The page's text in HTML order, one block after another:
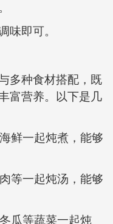
味即可。
多种食材搭配，既
富营养。以下是几
鲜一起炖煮，能够
等一起炖汤，能够
瓜等蔬菜一起炖